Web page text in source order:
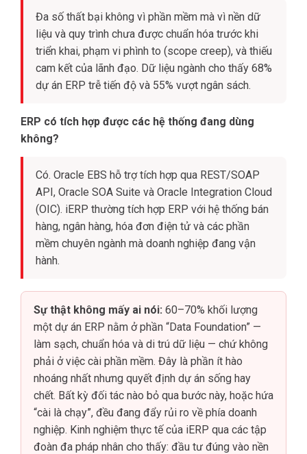
Đa số thất bại không vì phần mềm mà vì nền dữ
liệu và quy trình chưa được chuẩn hóa trước khi
triển khai, phạm vi phình to (scope creep), và thiếu
cam kết của lãnh đạo. Dữ liệu ngành cho thấy 68%
dự án ERP trễ tiến độ và 55% vượt ngân sách.
ERP có tích hợp được các hệ thống đang dùng
không?
Có. Oracle EBS hỗ trợ tích hợp qua REST/SOAP
API, Oracle SOA Suite và Oracle Integration Cloud
(OIC). iERP thường tích hợp ERP với hệ thống bán
hàng, ngân hàng, hóa đơn điện tử và các phần
mềm chuyên ngành mà doanh nghiệp đang vận
hành.
Sự thật không mấy ai nói: 60–70% khối lượng
một dự án ERP nằm ở phần “Data Foundation” —
làm sạch, chuẩn hóa và di trú dữ liệu — chứ không
phải ở việc cài phần mềm. Đây là phần ít hào
nhoáng nhất nhưng quyết định dự án sống hay
chết. Bất kỳ đối tác nào bỏ qua bước này, hoặc hứa
“cài là chạy”, đều đang đẩy rủi ro về phía doanh
nghiệp. Kinh nghiệm thực tế của iERP qua các tập
đoàn đa pháp nhân cho thấy: đầu tư đúng vào nền